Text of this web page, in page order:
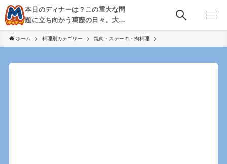
本日のディナーは？この重大な問
題に立ち向かう葛藤の日々。大
阪・京都・神戸を中心とした食べ
歩き、飲み歩きを綴る。
ホーム 料理別カテゴリー 焼肉・ステーキ・肉料理